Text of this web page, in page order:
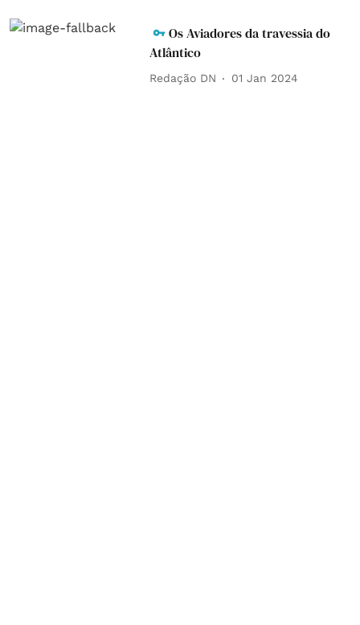
Os Aviadores da travessia do
Atlântico
Redação DN 01 Jan 2024